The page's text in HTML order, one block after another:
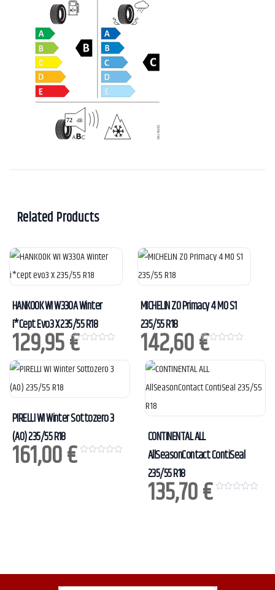
Related Products
HANKOOK WI W330A Winter
I*cept Evo3 X 235/55 R18
129,95€
0
u
t
MICHELIN ZO Primacy 4 MO S1
235/55 R18
142,60€
0
u
t
f
5
PIRELLI WI Winter Sottozero 3
(AO) 235/55 R18
161,00€
CONTINENTAL ALL
AllSeasonContact ContiSeal
235/55 R18
135,70€